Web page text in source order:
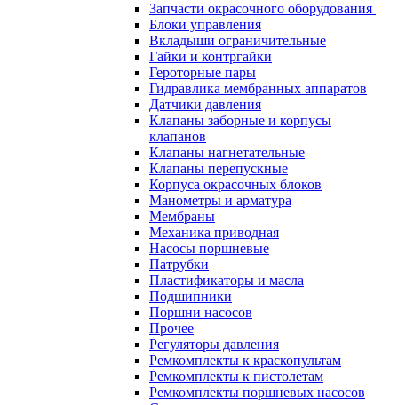
Запчасти окрасочного оборудования
Блоки управления
Вкладыши ограничительные
Гайки и контргайки
Героторные пары
Гидравлика мембранных аппаратов
Датчики давления
Клапаны заборные и корпусы
клапанов
Клапаны нагнетательные
Клапаны перепускные
Корпуса окрасочных блоков
Манометры и арматура
Мембраны
Механика приводная
Насосы поршневые
Патрубки
Пластификаторы и масла
Подшипники
Поршни насосов
Прочее
Регуляторы давления
Ремкомплекты к краскопультам
Ремкомплекты к пистолетам
Ремкомплекты поршневых насосов